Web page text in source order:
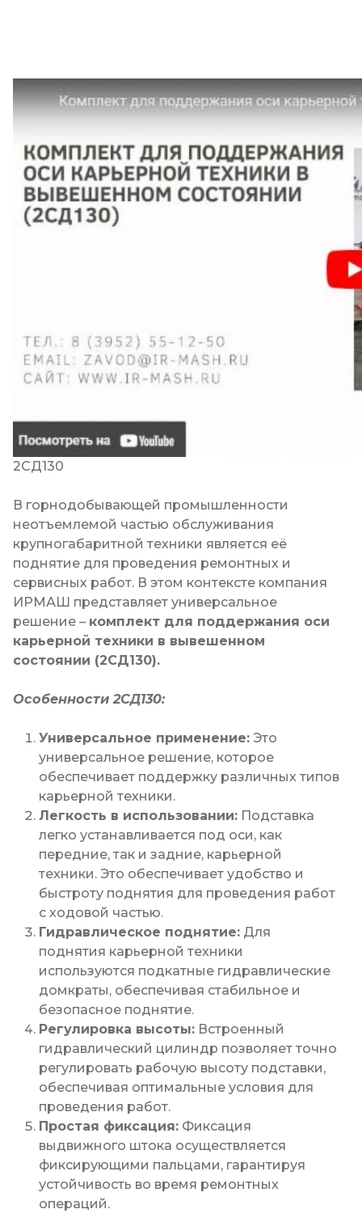
2СД130
В горнодобывающей промышленности
неотъемлемой частью обслуживания
крупногабаритной техники является её
поднятие для проведения ремонтных и
сервисных работ. В этом контексте компания
ИРМАШ представляет универсальное
решение – комплект для поддержания оси
карьерной техники в вывешенном
состоянии (2СД130).
Особенности 2СД130:
Универсальное применение: Это
универсальное решение, которое
обеспечивает поддержку различных типов
карьерной техники.
Легкость в использовании: Подставка
легко устанавливается под оси, как
передние, так и задние, карьерной
техники. Это обеспечивает удобство и
быстроту поднятия для проведения работ
с ходовой частью.
Гидравлическое поднятие: Для
поднятия карьерной техники
используются подкатные гидравлические
домкраты, обеспечивая стабильное и
безопасное поднятие.
Регулировка высоты: Встроенный
гидравлический цилиндр позволяет точно
регулировать рабочую высоту подставки,
обеспечивая оптимальные условия для
проведения работ.
Простая фиксация: Фиксация
выдвижного штока осуществляется
фиксирующими пальцами, гарантируя
устойчивость во время ремонтных
операций.